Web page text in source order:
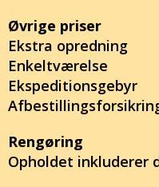
Øvrige priser
Ekstra opredning
Enkeltværelse
Ekspeditionsgebyr
Rengøring
Opholdet inkluderer